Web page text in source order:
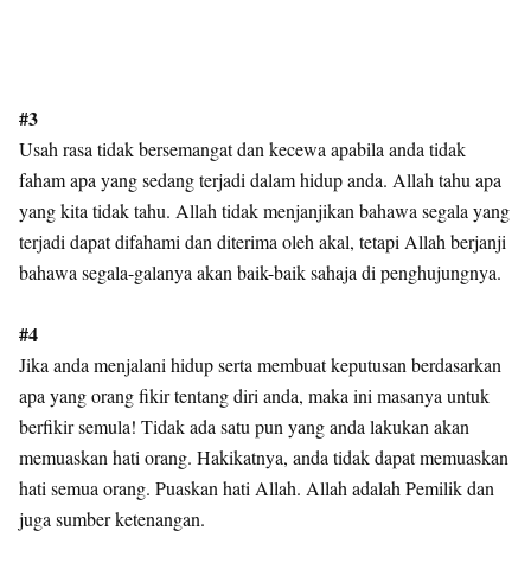
#3
Usah rasa tidak bersemangat dan kecewa apabila anda tidak
faham apa yang sedang terjadi dalam hidup anda. Allah tahu apa
yang kita tidak tahu. Allah tidak menjanjikan bahawa segala yang
terjadi dapat difahami dan diterima oleh akal, tetapi Allah berjanji
bahawa segala-galanya akan baik-baik sahaja di penghujungnya.
#4
Jika anda menjalani hidup serta membuat keputusan berdasarkan
apa yang orang fikir tentang diri anda, maka ini masanya untuk
berfikir semula! Tidak ada satu pun yang anda lakukan akan
memuaskan hati orang. Hakikatnya, anda tidak dapat memuaskan
hati semua orang. Puaskan hati Allah. Allah adalah Pemilik dan
juga sumber ketenangan.